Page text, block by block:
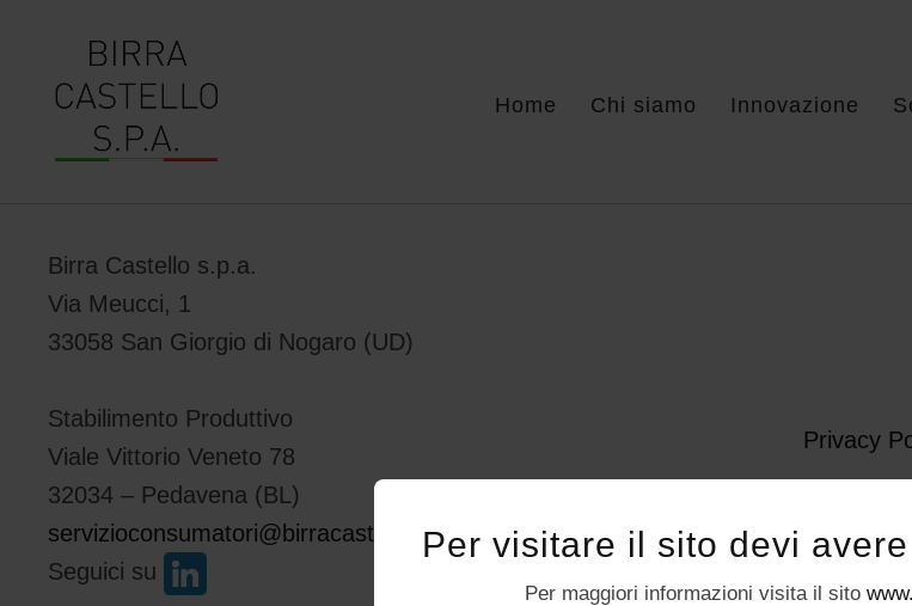
Home Chi siamo Innovazione
Birra Castello s.p.a.
Via Meucci, 1
33058 San Giorgio di Nogaro (UD)
Stabilimento Produttivo
Viale Vittorio Veneto 78
32034 – Pedavena (BL)
servizioconsumatori@birracastello.it
Seguici su
Privacy
Per visitare il sito devi
Per maggiori informazioni visita il sito